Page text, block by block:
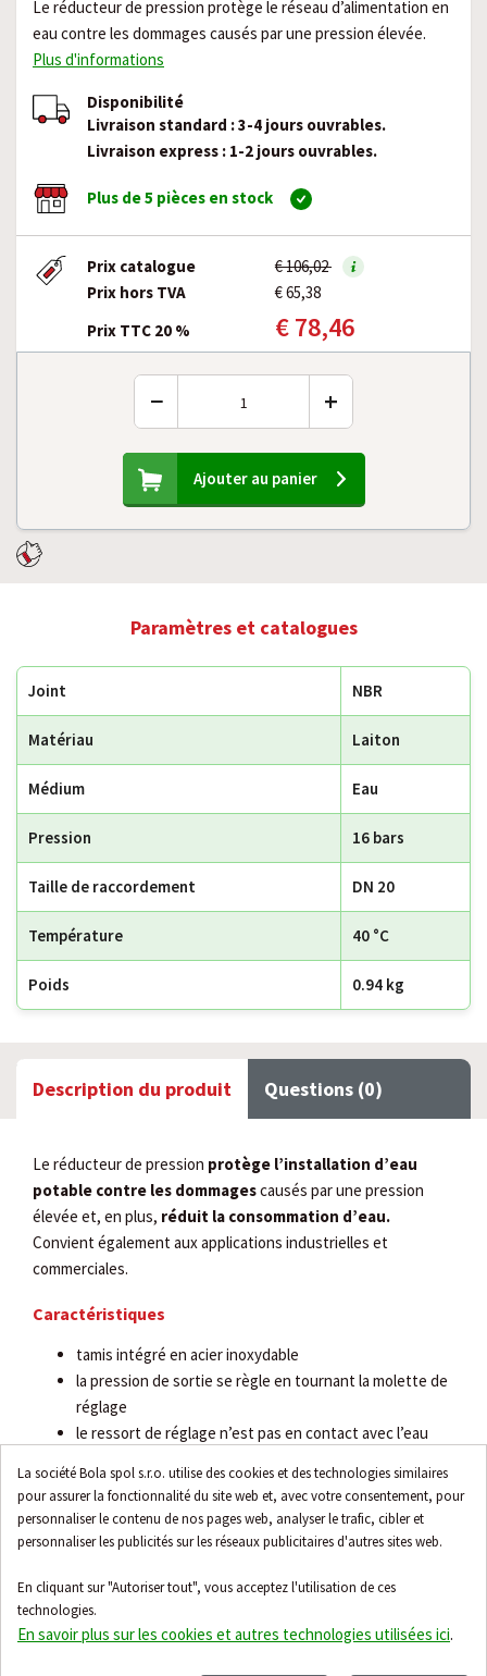
La société Bola spol s.r.o. utilise des cookies et des technologies similaires
pour assurer la fonctionnalité du site web et, avec votre consentement, pour
personnaliser le contenu de nos pages web, analyser le trafic, cibler et
personnaliser les publicités sur les réseaux publicitaires d'autres sites web.
En cliquant sur "Autoriser tout", vous acceptez l'utilisation de ces
technologies.
En savoir plus sur les cookies et autres technologies utilisées ici.
Le réducteur de pression protège le réseau d’alimentation en
eau contre les dommages causés par une pression élevée.
Plus d'informations
Disponibilité
Livraison standard : 3-4 jours ouvrables.
Livraison express : 1-2 jours ouvrables.
Plus de 5 pièces en stock
Prix catalogue
€ 106,02
Prix hors TVA
€ 65,38
Prix TTC 20 %
€ 78,46
− +
Ajouter au panier
Paramètres et catalogues
Joint NBR
Matériau Laiton
Médium Eau
Pression 16 bars
Taille de raccordement DN 20
Température 40 °C
Poids 0.94 kg
Description du produit Questions (0)
Le réducteur de pression protège l’installation d’eau
potable contre les dommagescausés par une pression
élevée et, en plus, réduit la consommation d’eau.
Convient également aux applications industrielles et
commerciales.
Caractéristiques
tamis intégré en acier inoxydable
la pression de sortie se règle en tournant la molette de
réglage
le ressort de réglage n’est pas en contact avec l’eau
contre-lavage
les variations de la pression d’entrée n’influencent pas
la pression de sortie